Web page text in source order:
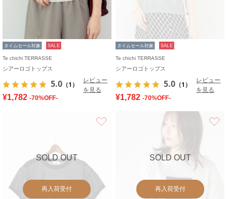
タイムセール対象 SALE
Te chichi TERRASSE
シアーロゴトップス
5.0 （1）
レビュー
を見る
¥1,782 -70%OFF-
タイムセール対象 SALE
Te chichi TERRASSE
シアーロゴトップス
5.0 （1）
レビュー
を見る
¥1,782 -70%OFF-
SOLD OUT
再入荷受付
SOLD OUT
再入荷受付